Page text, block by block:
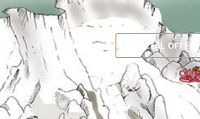
OUR SERVICES SPECIAL OFFERS